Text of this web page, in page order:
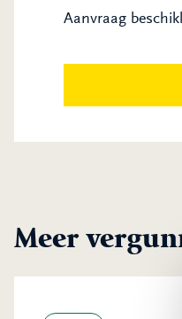
Aanvraag
Meer